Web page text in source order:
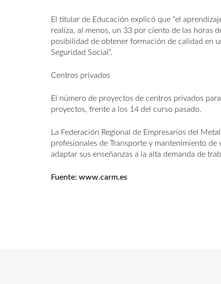
El titular de Educación explicó que “el
realiza, al menos, un 33 por ciento de las horas
posibilidad de obtener formación de calidad en
Seguridad Social“.
Centros privados
El número de proyectos de centros privados
proyectos, frente a los 14 del curso pasado.
La Federación Regional de Empresarios del
profesionales de Transporte y mantenimiento
adaptar sus enseñanzas a la alta demanda de
Fuente: www.carm.es